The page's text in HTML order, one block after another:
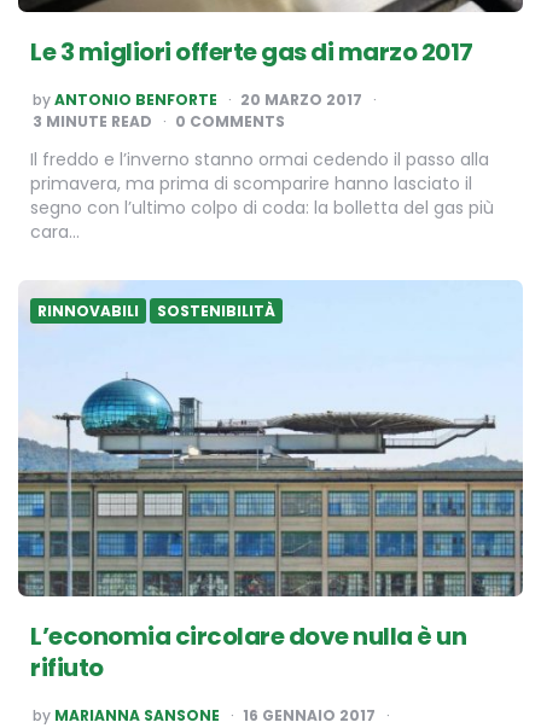
Le 3 migliori offerte gas di marzo 2017
POSTED
BY
byANTONIO BENFORTE
20 MARZO 2017
3 MINUTE READ 0 COMMENTS
Il freddo e l’inverno stanno ormai cedendo il passo alla
primavera, ma prima di scomparire hanno lasciato il
segno con l’ultimo colpo di coda: la bolletta del gas più
cara…
RINNOVABILI SOSTENIBILITÀ
L’economia circolare dove nulla è un
rifiuto
POSTED
by MARIANNA SANSONE
16 GENNAIO 2017